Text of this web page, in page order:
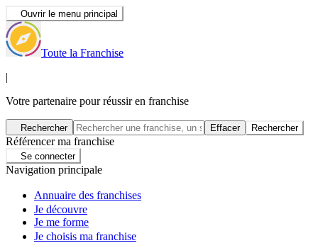
Ouvrir le menu principal
Toute la Franchise
|
Votre partenaire pour réussir en franchise
Rechercher Effacer Rechercher
Référencer ma franchise
Se connecter
Navigation principale
Annuaire des franchises
Je découvre
Je me forme
Je choisis ma franchise